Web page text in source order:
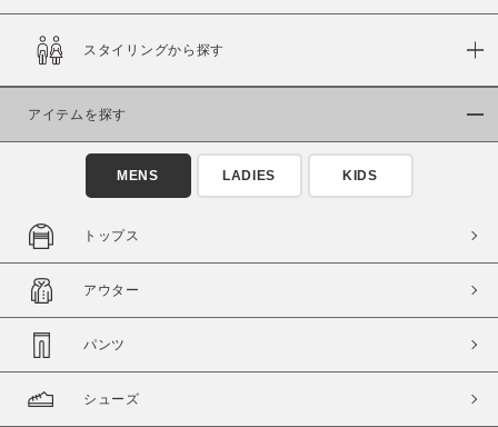
商品タイプ
通常商品
セール価格 WEB限定
在庫
在庫あり
スタイリングから探す
アイテムを探す
MENS LADIES KIDS
トップス
アウター
パンツ
シューズ